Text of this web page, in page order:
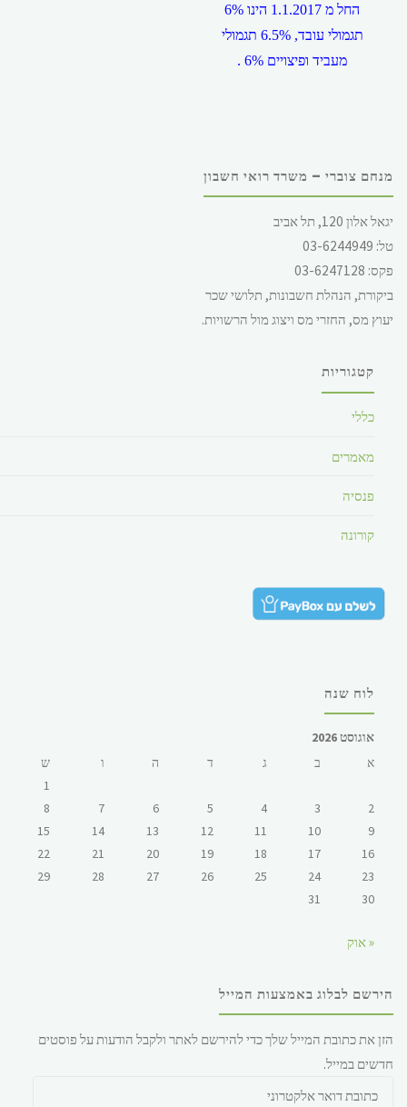
החל מ 1.1.2017 הינו 6%
תגמולי עובד, 6.5% תגמולי
מעביד ופיצויים 6% .
שכר המינימום במשק, החל מ
עבור 5 ימי עבודה ) ולשעה
28.49 ש"ח.
מנחם צוברי – משרד רואי חשבון
יגאל אלון 120, תל אביב
טל: 03-6244949
פקס: 03-6247128
ביקורת, הנהלת חשבונות, תלושי שכר
יעוץ מס, החזרי מס ויצוג מול הרשויות.
קטגוריות
כללי
מאמרים
פנסיה
קורונה
לוח שנה
אוגוסט 2026
א
ב ג ד ה ו
ש
1
2
3
4
5
6
7
8
9
10
11
12
13
14
15
16
17
18
19
20
21
22
23
24
25
26
27
28
29
30
31
« אוק
הירשם לבלוג באמצעות המייל
הזן את כתובת המייל שלך כדי להירשם לאתר ולקבל הודעות על פוסטים
חדשים במייל.